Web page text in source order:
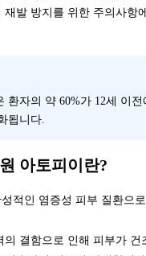
재발 방지를 위한 주의사항
환자의 약 60%가 12세 이
됩니다.
아토피이란?
성적인 염증성 피부 질환으
의 결함으로 인해 피부가 건